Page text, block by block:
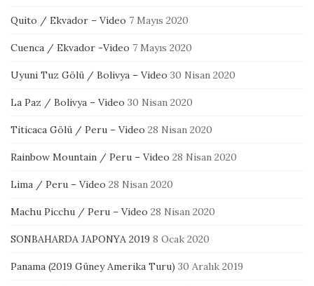
Quito / Ekvador – Video 7 Mayıs 2020
Cuenca / Ekvador -Video 7 Mayıs 2020
Uyuni Tuz Gölü / Bolivya – Video 30 Nisan 2020
La Paz / Bolivya – Video 30 Nisan 2020
Titicaca Gölü / Peru – Video 28 Nisan 2020
Rainbow Mountain / Peru – Video 28 Nisan 2020
Lima / Peru – Video 28 Nisan 2020
Machu Picchu / Peru – Video 28 Nisan 2020
SONBAHARDA JAPONYA 2019 8 Ocak 2020
Panama (2019 Güney Amerika Turu) 30 Aralık 2019